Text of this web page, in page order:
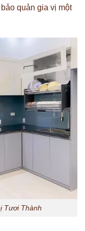
quản gia vị một
Tươi Thành